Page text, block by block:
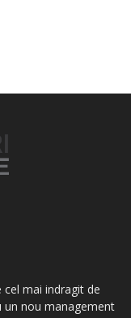
cel mai indragit de
un nou management